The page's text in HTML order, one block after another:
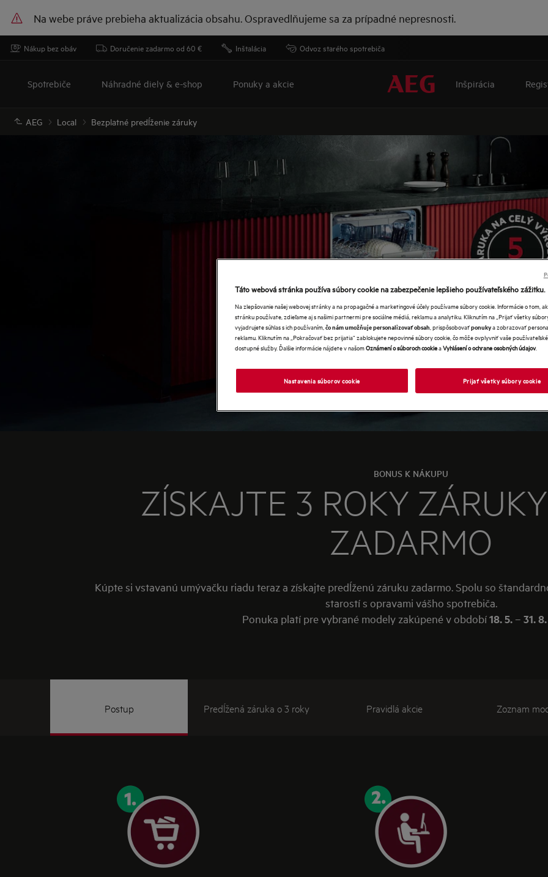
Na webe práve prebieha aktualizácia obsahu. Ospravedlňujeme sa za prípadné nepresnosti.
Nákup bez obáv Doručenie zadarmo od 60 € Inštalácia Odvoz starého spotrebiča
Spotrebiče Náhradné diely & e-shop Ponuky a akcie Inšpirácia
AEG Local Bezplatné predĺženie záruky
BONUS K NÁKUPU
ZÍSKAJTE 3 ROKY
ZADARMO
Kúpte si vstavanú umývačku riadu teraz a získajte predĺženú záruku zadarmo. Spolu so
starostí s opravami vášho spotrebiča.
Ponuka platí pre vybrané modely zakúpené v období18. 5. – 31.
Postup Predĺžená záruka o 3 roky Pravidlá akcie Zoznam
Táto webová stránka používa súbory cookie na zabezpečenie lepšieho používateľského zážitku.
Na zlepšovanie našej webovej stránky a na propagačné a marketingové účely používame súbory cookie. Informácie o tom,
stránku používate, zdieľame aj s našimi partnermi pre sociálne médiá, reklamu a analytiku. Kliknutím na „Prijať všetky
vyjadrujete súhlas s ich používaním, čo nám umožňuje personalizovať obsah , prispôsobovaťponukya zobrazovať
reklamu. Kliknutím na „Pokračovať bez prijatia“ zablokujete nepovinné súbory cookie, čo môže ovplyvniť vaše
dostupné služby. Ďalšie informácie nájdete v našomOznámení o súboroch cookieaVyhlásení o ochrane osobných údajov.
Nastavenia súborov cookie Prijať všetky súbory cookie